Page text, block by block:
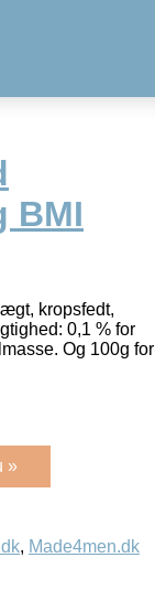
BMI
kropsfedt,
0,1 % for
Og 100g for
»
, Made4men.dk